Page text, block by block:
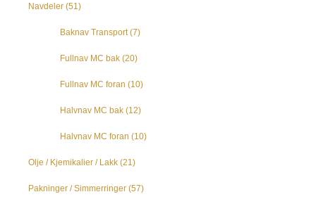
Navdeler (51)
Baknav Transport (7)
Fullnav MC bak (20)
Fullnav MC foran (10)
Halvnav MC bak (12)
Halvnav MC foran (10)
Olje / Kjemikalier / Lakk (21)
Pakninger / Simmerringer (57)